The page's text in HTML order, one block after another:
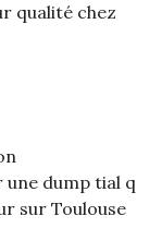
qualité chez
dump tial q
sur Toulouse